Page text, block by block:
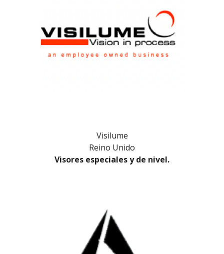
Visilume
Reino Unido
Visores especiales y de nivel.